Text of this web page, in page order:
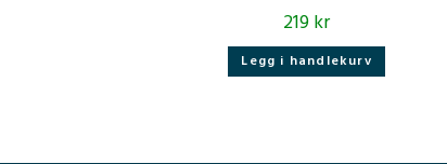
219kr
Legg i handlekurv